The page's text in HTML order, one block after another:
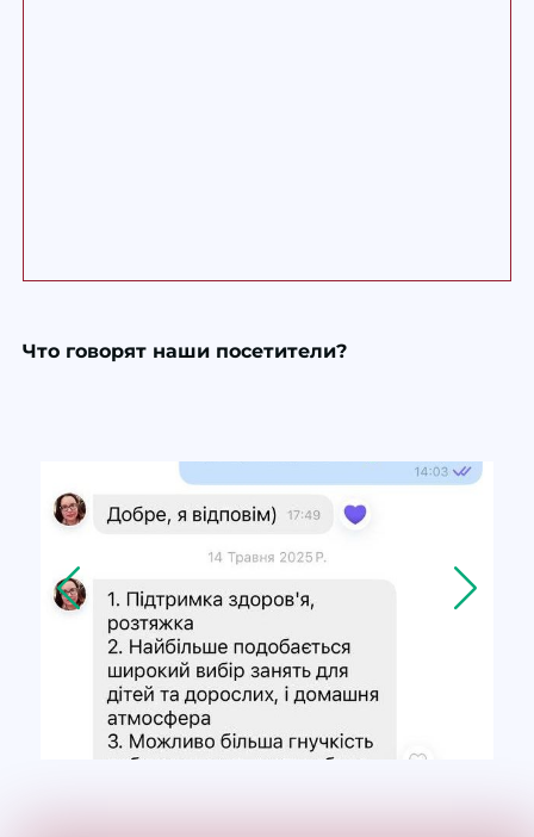
Что говорят наши посетители?